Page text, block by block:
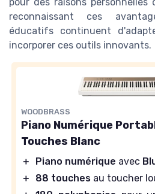
reconnaissant ces
éducatifs continuent
incorporer ces outils innovants.
WOODBRASS
Piano Numérique
Touches Blanc
＋ Piano numérique avec
＋
88 touches au toucher